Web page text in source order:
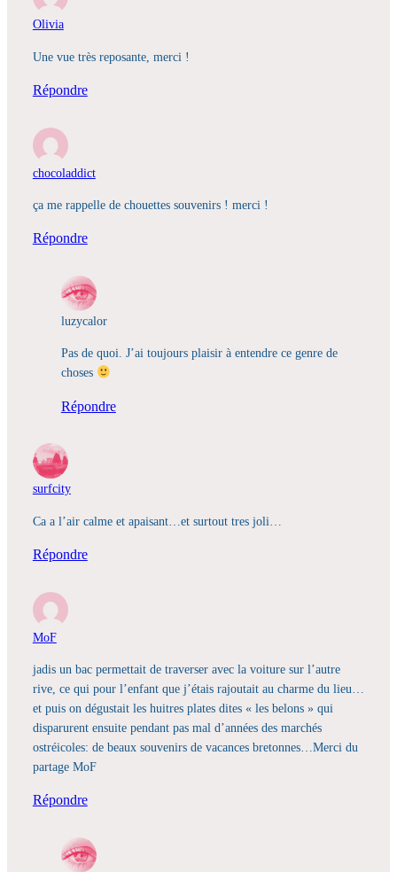
Olivia
Une vue très reposante, merci !
Répondre
chocoladdict
ça me rappelle de chouettes souvenirs ! merci !
Répondre
luzycalor
Pas de quoi. J’ai toujours plaisir à entendre ce genre de
choses
Répondre
surfcity
Ca a l’air calme et apaisant…et surtout tres joli…
Répondre
MoF
jadis un bac permettait de traverser avec la voiture sur l’autre
rive, ce qui pour l’enfant que j’étais rajoutait au charme du lieu…
et puis on dégustait les huitres plates dites « les belons » qui
disparurent ensuite pendant pas mal d’années des marchés
ostréicoles: de beaux souvenirs de vacances bretonnes…Merci du
partage MoF
Répondre